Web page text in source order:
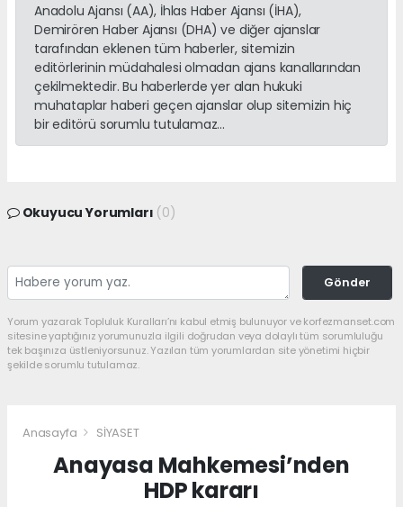
Anadolu Ajansı (AA), İhlas Haber Ajansı (İHA),
Demirören Haber Ajansı (DHA) ve diğer ajanslar
tarafından eklenen tüm haberler, sitemizin
editörlerinin müdahalesi olmadan ajans kanallarından
çekilmektedir. Bu haberlerde yer alan hukuki
muhataplar haberi geçen ajanslar olup sitemizin hiç
bir editörü sorumlu tutulamaz...
Okuyucu Yorumları (0)
Gönder
Yorum yazarak Topluluk Kuralları’nı kabul etmiş bulunuyor ve korfezmanset.com
sitesine yaptığınız yorumunuzla ilgili doğrudan veya dolaylı tüm sorumluluğu
tek başınıza üstleniyorsunuz. Yazılan tüm yorumlardan site yönetimi hiçbir
şekilde sorumlu tutulamaz.
Anasayfa SİYASET
Anayasa Mahkemesi’nden
HDP kararı